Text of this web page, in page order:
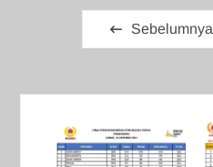
Paginasi Sebelumnya